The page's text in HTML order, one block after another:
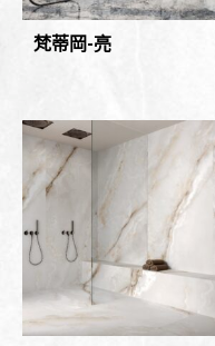
梵蒂岡-亮